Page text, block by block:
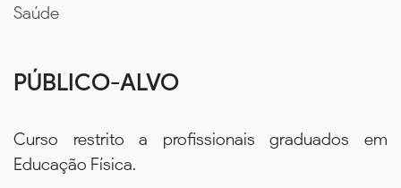
Saúde
PÚBLICO-ALVO
Curso restrito a profissionais graduados em
Educação Física.